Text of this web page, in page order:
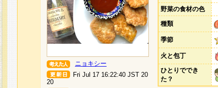
ニョキシー
Fri Jul 17 16:22:40 JST 20
20
野菜の食材の色
種類
季節
火と包丁
ひとりででき
た？